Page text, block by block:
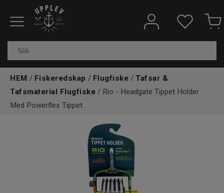
Fiskeredskap
Kläder & skor
HEM / Fiskeredskap / Flugfiske / Tafsar &
Tafsmaterial Flugfiske / Rio - Headgate Tippet Holder
Med Powerflex Tippet